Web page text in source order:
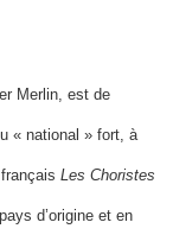
Merlin, est de
« national » fort, à
Les Choristes
d’origine et en